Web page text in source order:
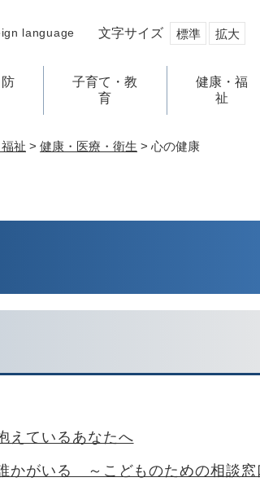
language 文字サイズ 標準 拡大
防
子育て・教
育
健康・福
祉
祉 > 健康・医療・衛生 > 心の健康
えているあなたへ
かがいる ～こどものための相談窓